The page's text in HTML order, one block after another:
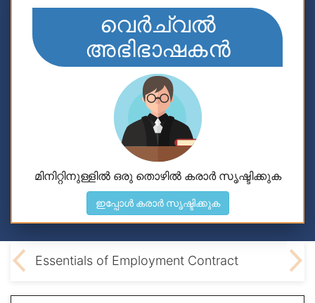
വെർച്വൽ
അഭിഭാഷകൻ
മിനിറ്റിനുള്ളിൽ ഒരു തൊഴിൽ കരാർ സൃഷ്ടിക്കുക
ഇപ്പോൾ കരാർ സൃഷ്ടിക്കുക
Essentials of Employment Contract